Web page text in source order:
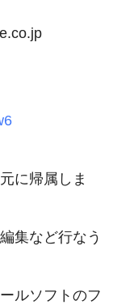
に帰属しま
集など行なう
ルソフトのフ